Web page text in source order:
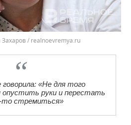
/ realnoevremya.ru
«Не для того
руки и перестать
то стремиться»